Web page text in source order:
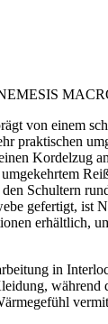
von einem
praktischen
Kordelzug
Schultern
gefertigt, ist
erhältlich,
in
während